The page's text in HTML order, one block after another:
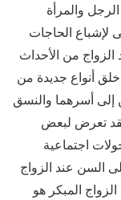
والمرأة
لإشباع الحاجات
من الأحداث
أنواع جديدة من
إلى أسرهما والنسق
تعرض لبعض
اجتماعية
السن عند الزواج
المبكر هو